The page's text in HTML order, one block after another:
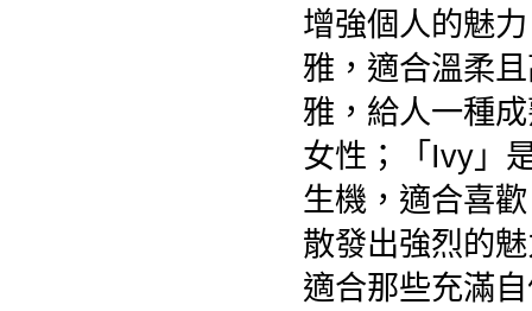
增強個人的魅
雅，適合溫柔
雅，給人一種
女性；「Ivy」
生機，適合喜
散發出強烈的
適合那些充滿